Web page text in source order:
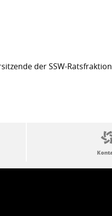
der SSW-Ratsfraktion